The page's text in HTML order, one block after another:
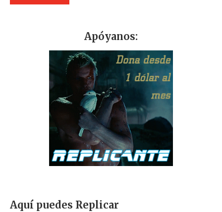
Apóyanos:
Aquí puedes Replicar